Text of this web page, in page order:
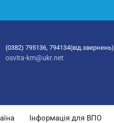
(0382) 795136, 794134(від.звернень)
osvita-km@ukr.net
Інформація для ВПО